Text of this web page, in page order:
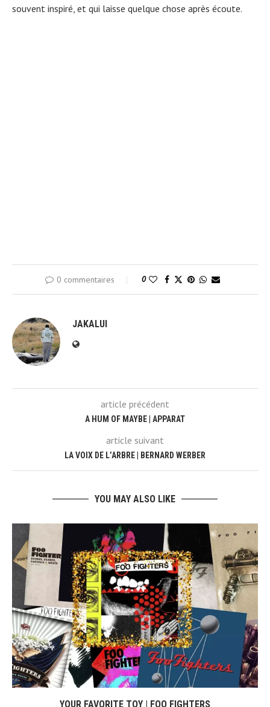
souvent inspiré, et qui laisse quelque chose après écoute.
0 commentaires 0
JAKALUI
article précédent
A HUM OF MAYBE | APPARAT
article suivant
LA VOIX DE L’ARBRE | BERNARD WERBER
YOU MAY ALSO LIKE
YOUR FAVORITE TOY | FOO FIGHTERS